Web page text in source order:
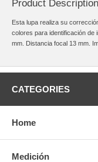
Product Description
Esta lupa realiza su
colores para identificación de
mm. Distancia focal 13 mm.
CATEGORIES
Home
Medición